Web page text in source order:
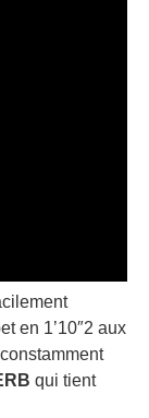
en 1’10″2 aux
qui tient